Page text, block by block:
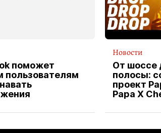
поможет
пользователям
Новости
От шоссе
полосы:
проект
Papa X